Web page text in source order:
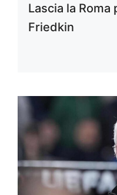
Lascia la Roma
Friedkin